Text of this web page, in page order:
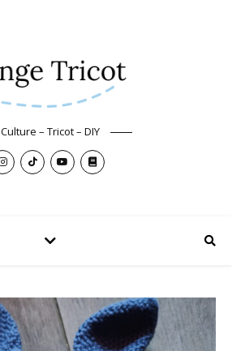
Culture – Tricot – DIY